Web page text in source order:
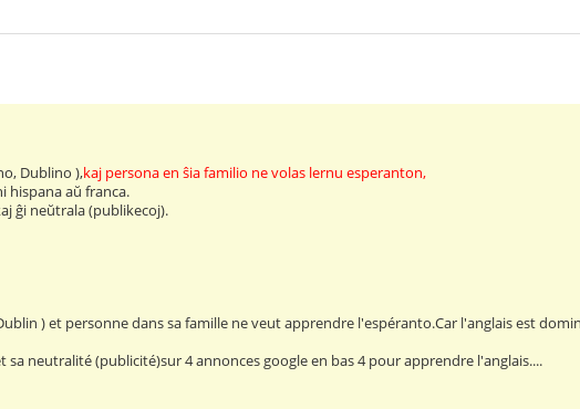
Dublino ),kaj persona en ŝia familio ne volas lernu esperanton,
hispana aŭ franca.
ĝi neŭtrala (publikecoj).
) et personne dans sa famille ne veut apprendre l'espéranto.Car l'anglais est
sa neutralité (publicité)sur 4 annonces google en bas 4 pour apprendre l'anglais....